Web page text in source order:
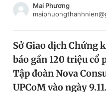
Chào ngày mới
Video
Đăng xuất
Mai Phương
Sở Giao dịch Chứng
báo gần 120 triệu cổ
Tập đoàn Nova
UPCoM vào ngày 9.11.